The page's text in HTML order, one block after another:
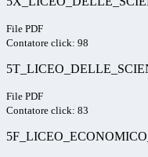
File PDF
Contatore click: 98
File PDF
Contatore click: 83